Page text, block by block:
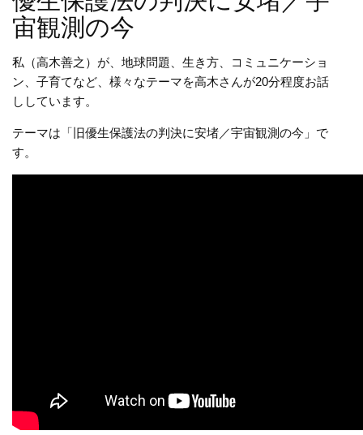
宙観測の今
私（高木善之）が、地球問題、生き方、コミュニケーショ
ン、子育てなど、様々なテーマを高木さんが20分程度お話
ししています。
テーマは「旧優生保護法の判決に安堵／宇宙観測の今」で
す。